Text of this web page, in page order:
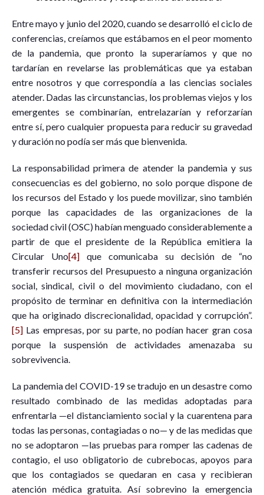
Entre mayo y junio del 2020, cuando se desarrolló el ciclo de
conferencias, creíamos que estábamos en el peor momento
de la pandemia, que pronto la superaríamos y que no
tardarían en revelarse las problemáticas que ya estaban
entre nosotros y que correspondía a las ciencias sociales
atender. Dadas las circunstancias, los problemas viejos y los
emergentes se combinarían, entrelazarían y reforzarían
entre sí, pero cualquier propuesta para reducir su gravedad
y duración no podía ser más que bienvenida.
La responsabilidad primera de atender la pandemia y sus
consecuencias es del gobierno, no solo porque dispone de
los recursos del Estado y los puede movilizar, sino también
porque las capacidades de las organizaciones de la
sociedad civil (OSC) habían menguado considerablemente a
partir de que el presidente de la República emitiera la
Circular Uno[4] que comunicaba su decisión de “no
transferir recursos del Presupuesto a ninguna organización
social, sindical, civil o del movimiento ciudadano, con el
propósito de terminar en definitiva con la intermediación
que ha originado discrecionalidad, opacidad y corrupción”.
[5] Las empresas, por su parte, no podían hacer gran cosa
porque la suspensión de actividades amenazaba su
sobrevivencia.
La pandemia del COVID-19 se tradujo en un desastre como
resultado combinado de las medidas adoptadas para
enfrentarla —el distanciamiento social y la cuarentena para
todas las personas, contagiadas o no— y de las medidas que
no se adoptaron —las pruebas para romper las cadenas de
contagio, el uso obligatorio de cubrebocas, apoyos para
que los contagiados se quedaran en casa y recibieran
atención médica gratuita. Así sobrevino la emergencia